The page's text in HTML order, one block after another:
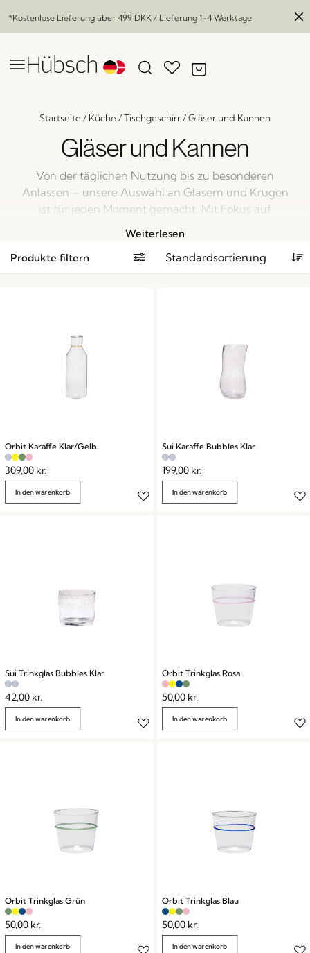
*Kostenlose Lieferung über 499 DKK / Lieferung 1-4 Werktage
Startseite/ Küche/Tischgeschirr/Gläser und Kannen
Gläser und Kannen
Von der täglichen Nutzung bis zu besonderen
Anlässen – unsere Auswahl an Gläsern und Krügen
ist für jeden Moment gemacht. Mit Fokus auf
Küchenklassiker sowohl Schönheit als auch praktische
Vorteile auf den Tisch. Ob du ein entspanntes
Frühstück deckst oder Gäste zum Abendessen
Kollektion – perfekt zum Servieren, Ausschenken
und Genießen der einfachen Freuden des Lebens.
Weiterlesen
Produkte filtern
Orbit Karaffe Klar/Gelb
309,00 kr.
In den warenkorb
Sui Karaffe Bubbles Klar
199,00 kr.
In den warenkorb
Sui Trinkglas Bubbles Klar
42,00 kr.
In den warenkorb
Orbit Trinkglas Rosa
50,00 kr.
In den warenkorb
Orbit Trinkglas Grün
50,00 kr.
In den warenkorb
Orbit Trinkglas Blau
50,00 kr.
In den warenkorb